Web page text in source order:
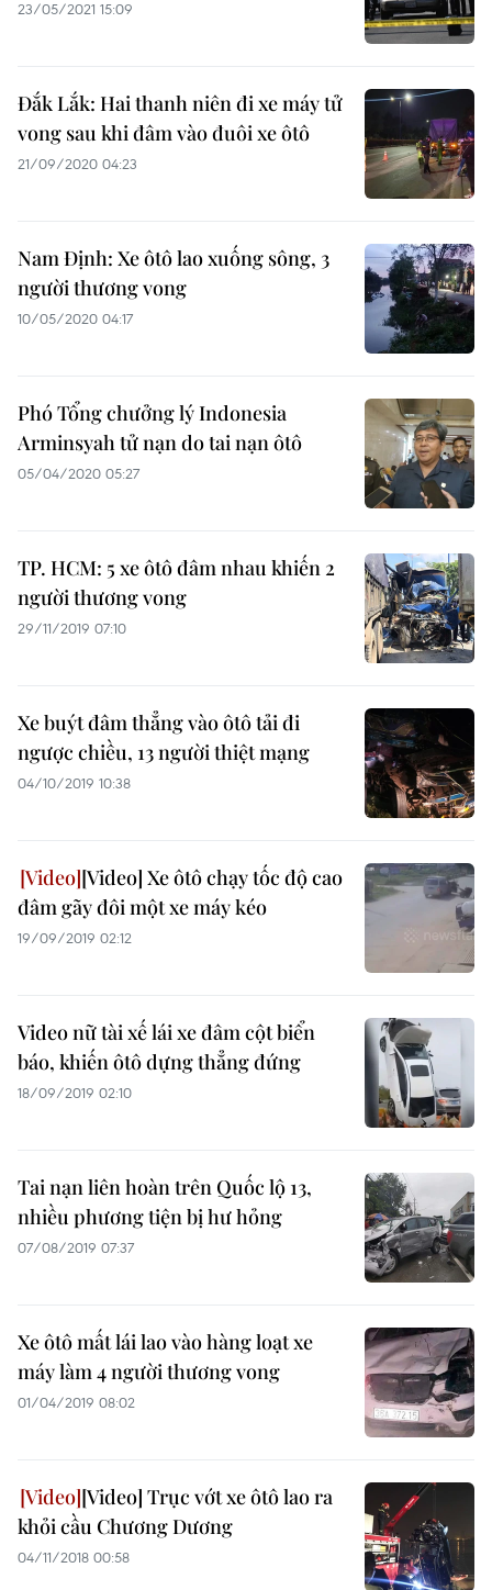
23/05/2021 15:09
Đắk Lắk: Hai thanh niên đi xe máy tử
vong sau khi đâm vào đuôi xe ôtô
21/09/2020 04:23
Nam Định: Xe ôtô lao xuống sông, 3
người thương vong
10/05/2020 04:17
Phó Tổng chưởng lý Indonesia
Arminsyah tử nạn do tai nạn ôtô
05/04/2020 05:27
TP. HCM: 5 xe ôtô đâm nhau khiến 2
người thương vong
29/11/2019 07:10
Xe buýt đâm thẳng vào ôtô tải đi
ngược chiều, 13 người thiệt mạng
04/10/2019 10:38
[Video] Xe ôtô chạy tốc độ cao
đâm gãy đôi một xe máy kéo
19/09/2019 02:12
Video nữ tài xế lái xe đâm cột biển
báo, khiến ôtô dựng thẳng đứng
18/09/2019 02:10
Tai nạn liên hoàn trên Quốc lộ 13,
nhiều phương tiện bị hư hỏng
07/08/2019 07:37
Xe ôtô mất lái lao vào hàng loạt xe
máy làm 4 người thương vong
01/04/2019 08:02
[Video] Trục vớt xe ôtô lao ra
khỏi cầu Chương Dương
04/11/2018 00:58